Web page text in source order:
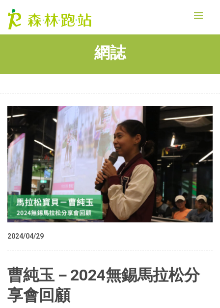
網誌
2024/04/29
曹純玉－2024無錫馬拉松分
享會回顧